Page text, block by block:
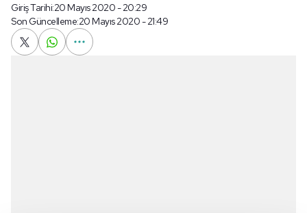
Giriş Tarihi:20 Mayıs 2020 - 20:29
Son Güncelleme:20 Mayıs 2020 - 21:49